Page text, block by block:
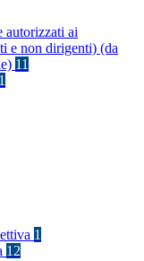
autorizzati ai
e non dirigenti) (da
11
1
1
12